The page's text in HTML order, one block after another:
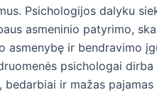
Psichologijos dalyku
asmeninio patyrimo,
asmenybę ir bendravimo
psichologai
ir mažas pajamas